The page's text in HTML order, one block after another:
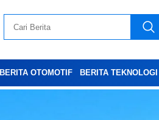
BERITA OTOMOTIF BERITA TEKNOLOGI